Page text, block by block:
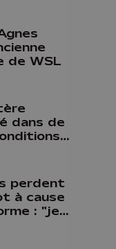
de WSL
dans de
à
perdent
à cause
: "je
que